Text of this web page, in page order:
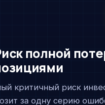
полной
критичный риск
за одну серию